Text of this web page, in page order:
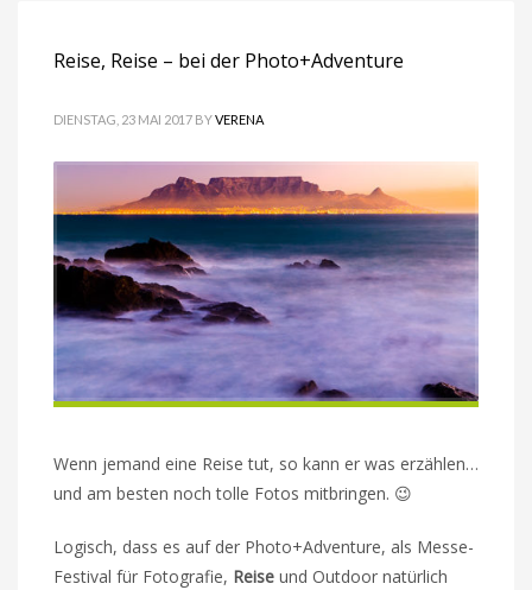
Reise, Reise – bei der Photo+Adventure
DIENSTAG, 23 MAI 2017 BYVERENA
Wenn jemand eine Reise tut, so kann er was erzählen…
und am besten noch tolle Fotos mitbringen. 😉
Logisch, dass es auf der Photo+Adventure, als Messe-
Festival für Fotografie, Reise und Outdoor natürlich